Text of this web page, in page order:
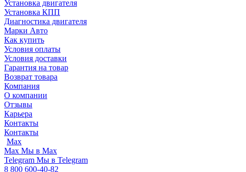
Установка двигателя
Установка КПП
Диагностика двигателя
Марки Авто
Как купить
Условия оплаты
Условия доставки
Гарантия на товар
Возврат товара
Компания
О компании
Отзывы
Карьера
Контакты
Контакты
Max
Max Мы в Max
Telegram Мы в Telegram
8 800 600-40-82